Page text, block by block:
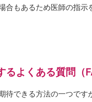
合もあるため医師の指示
るよくある質問（
待できる方法の一つです